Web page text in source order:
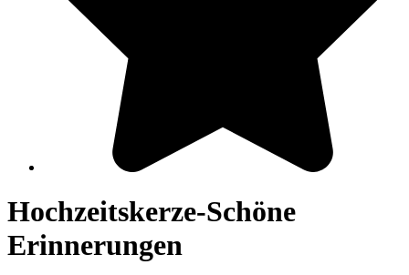
Hochzeitskerze-Schöne
Erinnerungen